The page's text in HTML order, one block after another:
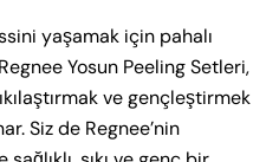
yaşamak için pahalı
Yosun Peeling Setleri,
ve gençleştirmek
Siz de Regnee’nin